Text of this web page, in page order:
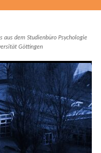
aus dem Studienbüro Psychologie
Göttingen